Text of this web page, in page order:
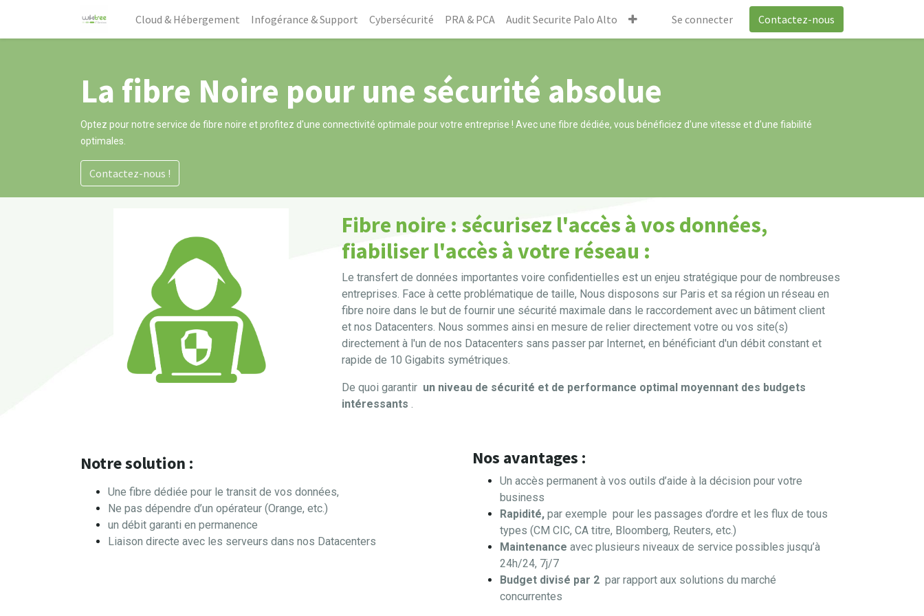
Cloud & Hébergement Infogérance & Support Cybersécurité PRA & PCA Audit Securite Palo Alto Se connecter Contactez-nous
La fibre Noire pour une sécurité absolue
Optez pour notre service de fibre noire et profitez d'une connectivité optimale pour votre entreprise ! Avec une fibre dédiée, vous bénéficiez d'une vitesse et d'une fiabilité
optimales.
Contactez-nous !
Fibre noire : sécurisez l'accès à vos données,
fiabiliser l'accès à votre réseau :
Le transfert de données importantes voire confidentielles est un enjeu stratégique pour de nombreuses
entreprises. Face à cette problématique de taille, Nous disposons sur Paris et sa région un réseau en
fibre noire dans le but de fournir une sécurité maximale dans le raccordement avec un bâtiment client
et nos Datacenters. Nous sommes ainsi en mesure de relier directement votre ou vos site(s)
directement à l'un de nos Datacenters sans passer par Internet, en bénéficiant d'un débit constant et
rapide de 10 Gigabits symétriques.
De quoi garantir un niveau de sécurité et de performance optimal moyennant des budgets
intéressants
Notre solution :
Une fibre dédiée pour le transit de vos données,
Ne pas dépendre d’un opérateur (Orange, etc.)
un débit garanti en permanence
Liaison directe avec les serveurs dans nos Datacenters
Nos avantages :
Un accès permanent à vos outils d’aide à la décision pour votre
business
Rapidité, par exemple pour les passages d’ordre et les flux de tous
types (CM CIC, CA titre, Bloomberg, Reuters, etc.)
Maintenance avec plusieurs niveaux de service possibles jusqu’à
24h/24, 7j/7
Budget divisé par 2 par rapport aux solutions du marché
concurrentes